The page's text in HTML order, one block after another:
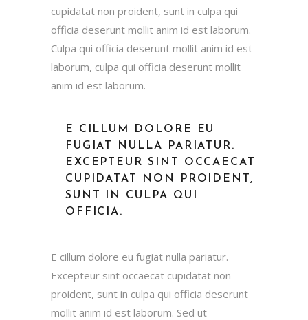
cupidatat non proident, sunt in culpa qui
officia deserunt mollit anim id est laborum.
Culpa qui officia deserunt mollit anim id est
laborum, culpa qui officia deserunt mollit
anim id est laborum.
E CILLUM DOLORE EU
FUGIAT NULLA PARIATUR.
EXCEPTEUR SINT OCCAECAT
CUPIDATAT NON PROIDENT,
SUNT IN CULPA QUI
OFFICIA.
E cillum dolore eu fugiat nulla pariatur.
Excepteur sint occaecat cupidatat non
proident, sunt in culpa qui officia deserunt
mollit anim id est laborum. Sed ut